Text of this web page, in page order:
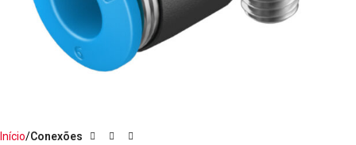
Início Conexões